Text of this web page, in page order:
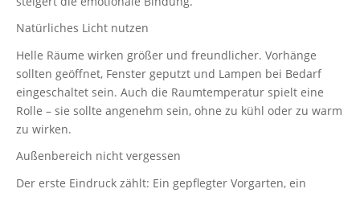
Natürliches Licht nutzen
Helle Räume wirken größer und freundlicher. Vorhänge
sollten geöffnet, Fenster geputzt und Lampen bei Bedarf
eingeschaltet sein. Auch die Raumtemperatur spielt eine
Rolle – sie sollte angenehm sein, ohne zu kühl oder zu warm
zu wirken.
Außenbereich nicht vergessen
Der erste Eindruck zählt: Ein gepflegter Vorgarten, ein